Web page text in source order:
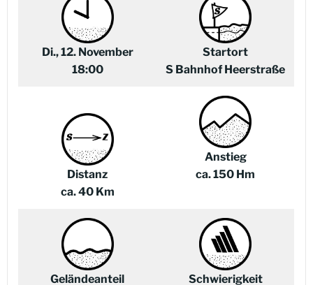
Di., 12. November
18:00
Startort
S Bahnhof Heerstraße
Distanz
ca. 40 Km
Anstieg
ca. 150 Hm
Geländeanteil
Schwierigkeit